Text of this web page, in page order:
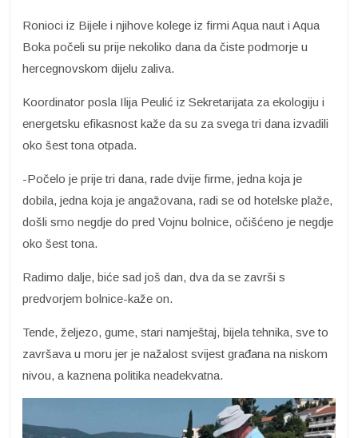
Ronioci iz Bijele i njihove kolege iz firmi Aqua naut i Aqua
Boka počeli su prije nekoliko dana da čiste podmorje u
hercegnovskom dijelu zaliva.
Koordinator posla Ilija Peulić iz Sekretarijata za ekologiju i
energetsku efikasnost kaže da su za svega tri dana izvadili
oko šest tona otpada.
-Počelo je prije tri dana, rade dvije firme, jedna koja je
dobila, jedna koja je angažovana, radi se od hotelske plaže,
došli smo negdje do pred Vojnu bolnice, očišćeno je negdje
oko šest tona.
Radimo dalje, biće sad još dan, dva da se završi s
predvorjem bolnice-kaže on.
Tende, željezo, gume, stari namještaj, bijela tehnika, sve to
završava u moru jer je nažalost svijest građana na niskom
nivou, a kaznena politika neadekvatna.